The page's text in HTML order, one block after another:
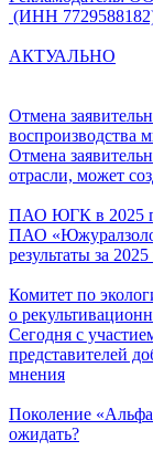
(ИНН
АКТУАЛЬНО
Отмена
воспроизводства
Отмена
отрасли, может
ПАО ЮГК в 2025
ПАО
результаты за
Комитет по
о
Сегодня с
представителей
мнения
Поколение
ожидать?